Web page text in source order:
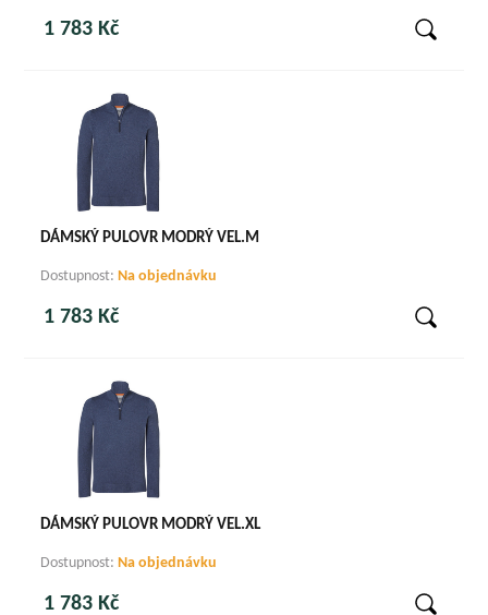
1 783 Kč
DÁMSKÝ PULOVR MODRÝ VEL.M
Dostupnost: Na objednávku
1 783 Kč
DÁMSKÝ PULOVR MODRÝ VEL.XL
Dostupnost:Na objednávku
1 783 Kč